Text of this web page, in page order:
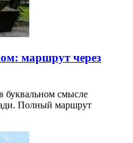
маршрут через
буквальном смысле
Полный маршрут